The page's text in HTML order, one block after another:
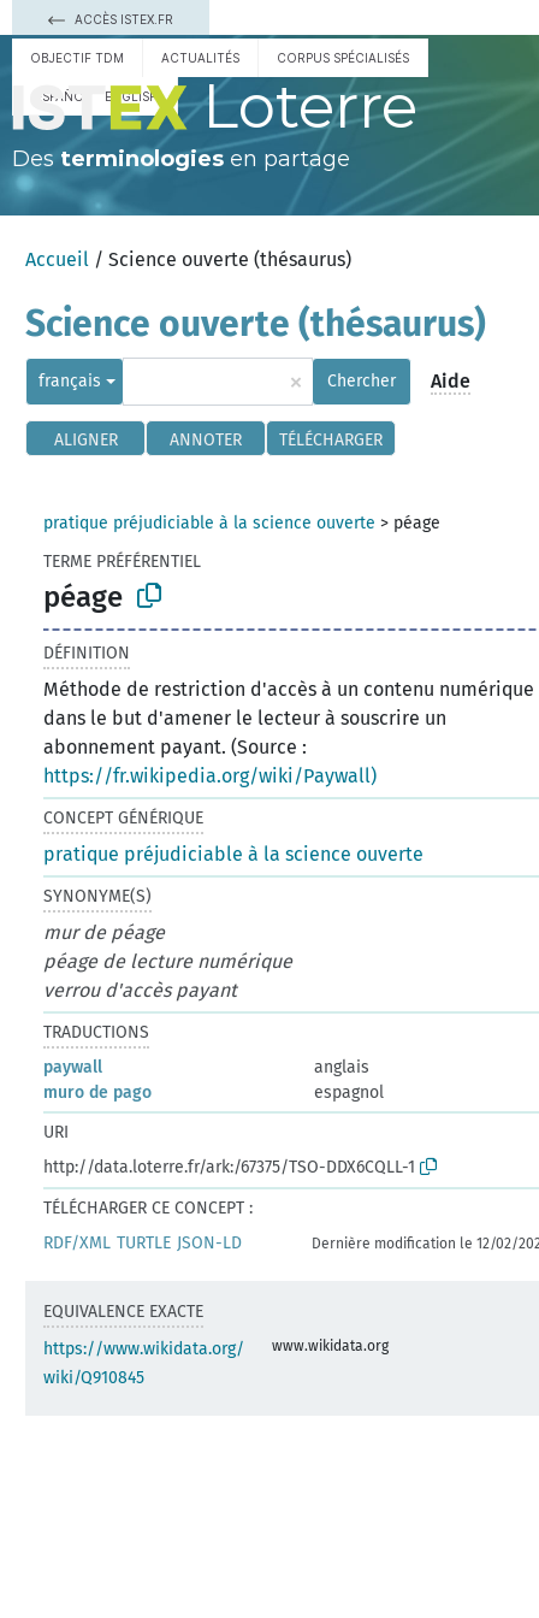
ACCÈS ISTEX.FR
OBJECTIF TDM ACTUALITÉS CORPUS SPÉCIALISÉS
ESPAÑOL ENGLISH Loterre
Des terminologies en partage
Accueil / Science ouverte (thésaurus)
Science ouverte (thésaurus)
français × Chercher Aide
ALIGNER ANNOTER TÉLÉCHARGER
pratique préjudiciable à la science ouverte > péage
TERME PRÉFÉRENTIEL
péage
DÉFINITION
Méthode de restriction d'accès à un contenu numérique
dans le but d'amener le lecteur à souscrire un
abonnement payant. (Source :
https://fr.wikipedia.org/wiki/Paywall)
CONCEPT GÉNÉRIQUE
pratique préjudiciable à la science ouverte
SYNONYME(S)
mur de péage
péage de lecture numérique
verrou d'accès payant
TRADUCTIONS
paywall
anglais
muro de pago
espagnol
URI
http://data.loterre.fr/ark:/67375/TSO-DDX6CQLL-1
TÉLÉCHARGER CE CONCEPT :
RDF/XML TURTLE JSON-LD Dernière modification le 12/02/
EQUIVALENCE EXACTE
https://www.wikidata.org/
wiki/Q910845
www.wikidata.org